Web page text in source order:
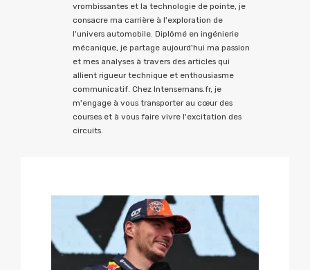
vrombissantes et la technologie de pointe, je
consacre ma carrière à l'exploration de
l'univers automobile. Diplômé en ingénierie
mécanique, je partage aujourd'hui ma passion
et mes analyses à travers des articles qui
allient rigueur technique et enthousiasme
communicatif. Chez Intensemans.fr, je
m'engage à vous transporter au cœur des
courses et à vous faire vivre l'excitation des
circuits.